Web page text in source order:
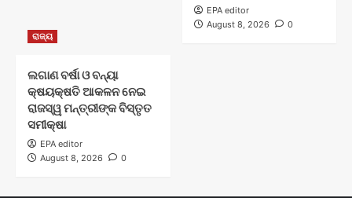
EPA editor
August 8, 2026
0
ରାଜ୍ୟ
ଲଗାଣ ବର୍ଷା ଓ ବନ୍ୟା
କ୍ଷୟକ୍ଷତି ଆକଳନ ନେଇ
ରାଜସ୍ୱ ମନ୍ତ୍ରୀଙ୍କ ବିସ୍ତୃତ
ସମୀକ୍ଷା
EPA editor
August 8, 2026
0